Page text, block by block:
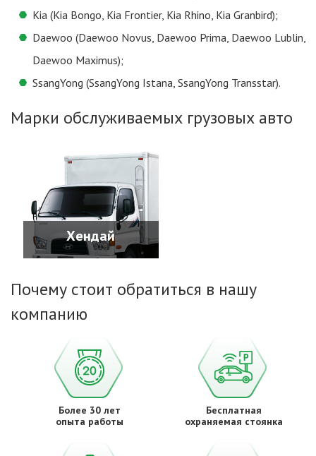
Kia (Kia Bongo, Kia Frontier, Kia Rhino, Kia Granbird);
Daewoo (Daewoo Novus, Daewoo Prima, Daewoo Lublin,
Daewoo Maximus);
SsangYong (SsangYong Istana, SsangYong Transstar).
Марки обслуживаемых грузовых авто
Хендай
Почему стоит обратиться в нашу
компанию
Более 30 лет
опыта работы
Бесплатная
охраняемая стоянка